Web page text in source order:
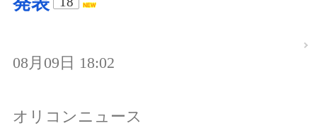
08月09日 18:02
オリコンニュース